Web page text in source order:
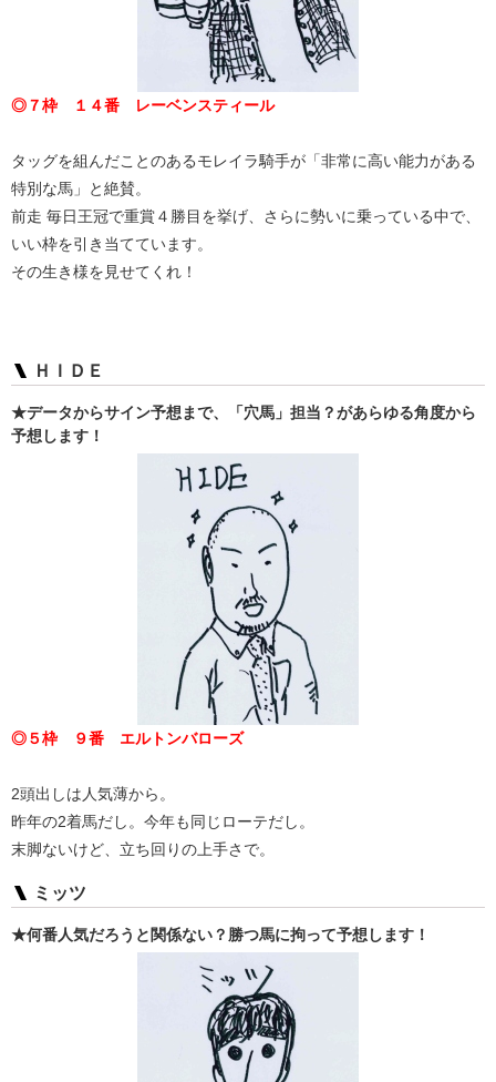
◎７枠 １４番 レーベンスティール
タッグを組んだことのあるモレイラ騎手が「非常に高い能力がある
特別な馬」と絶賛。
前走 毎日王冠で重賞４勝目を挙げ、さらに勢いに乗っている中で、
いい枠を引き当てています。
その生き様を見せてくれ！
ＨＩＤＥ
★データからサイン予想まで、「穴馬」担当？があらゆる角度から
予想します！
◎５枠 ９番 エルトンバローズ
2頭出しは人気薄から。
昨年の2着馬だし。今年も同じローテだし。
末脚ないけど、立ち回りの上手さで。
ミッツ
★何番人気だろうと関係ない？勝つ馬に拘って予想します！